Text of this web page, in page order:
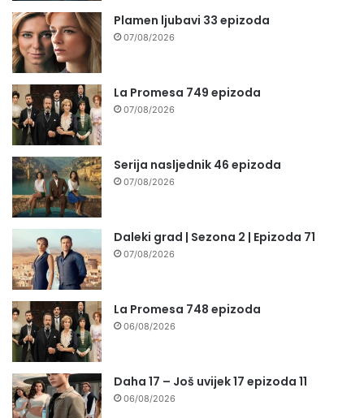
Plamen ljubavi 33 epizoda
07/08/2026
La Promesa 749 epizoda
07/08/2026
Serija nasljednik 46 epizoda
07/08/2026
Daleki grad | Sezona 2 | Epizoda 71
07/08/2026
La Promesa 748 epizoda
06/08/2026
Daha 17 – Još uvijek 17 epizoda 11
06/08/2026